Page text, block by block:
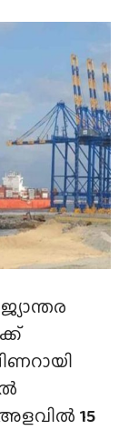
അളവിൽ 15